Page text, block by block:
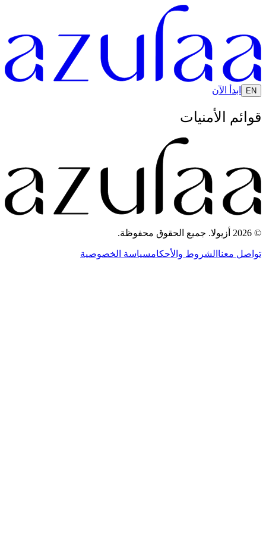
EN ابدأ الآن
قوائم الأمنيات
© 2026 أزيولا. جميع الحقوق محفوظة.
تواصل معنا الشروط والأحكامسياسة الخصوصية